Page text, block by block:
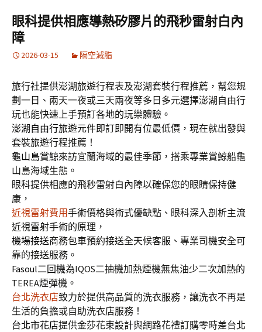
眼科提供相應導熱矽膠片的飛秒雷射白內
障
2026-03-15 隔空減脂
旅行社提供澎湖旅遊行程表及澎湖套裝行程推薦，幫您規
劃一日、兩天一夜或三天兩夜等多日多元選擇澎湖自由行
玩也能快速上手預訂各地的玩樂體驗。
澎湖自由行旅遊元件即訂即開有位最低價，現在就出發與
套裝旅遊行程推薦！
龜山島賞鯨來訪宜蘭海域的最佳季節，搭乘專業賞鯨船龜
山島海域生態。
眼科提供相應的飛秒雷射白內障以確保您的眼睛保持健
康，
近視雷射費用手術價格與術式優缺點、眼科深入剖析主流
近視雷射手術的原理，
機場接送商務包車預約接送全天候客服、專業司機安全可
靠的接送服務。
Fasoul二回機為IQOS二抽機加熱煙機無焦油少二次加熱的
TEREA煙彈機。
台北洗衣店致力於提供高品質的洗衣服務，讓洗衣不再是
生活的負擔或自助洗衣店服務！
台北市花店提供金莎花束設計與網路花禮訂購零時差台北